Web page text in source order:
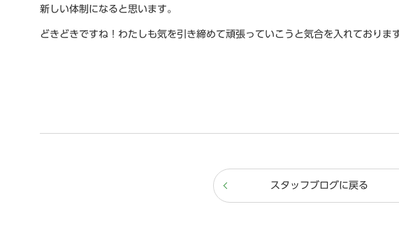
新しい体制になると思います。
どきどきですね！わたしも気を引き締めて頑張っていこうと気合を入れておりま
スタッフブログに戻る